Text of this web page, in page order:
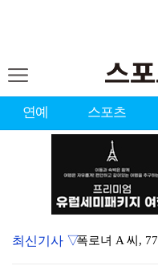
연예 스포츠
최신기사 ▽